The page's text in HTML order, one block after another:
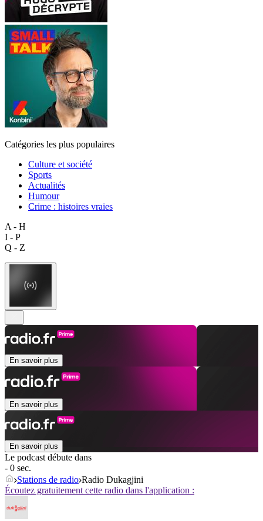
Catégories les plus populaires
Culture et société
Sports
Actualités
Humour
Crime : histoires vraies
A - H
I - P
Q - Z
En savoir plus
En savoir plus
En savoir plus
Le podcast débute dans
- 0 sec.
Stations de radio Radio Dukagjini
Écoutez gratuitement cette radio dans l'application :